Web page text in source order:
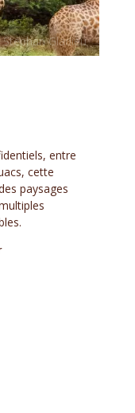
entre
cette
paysages